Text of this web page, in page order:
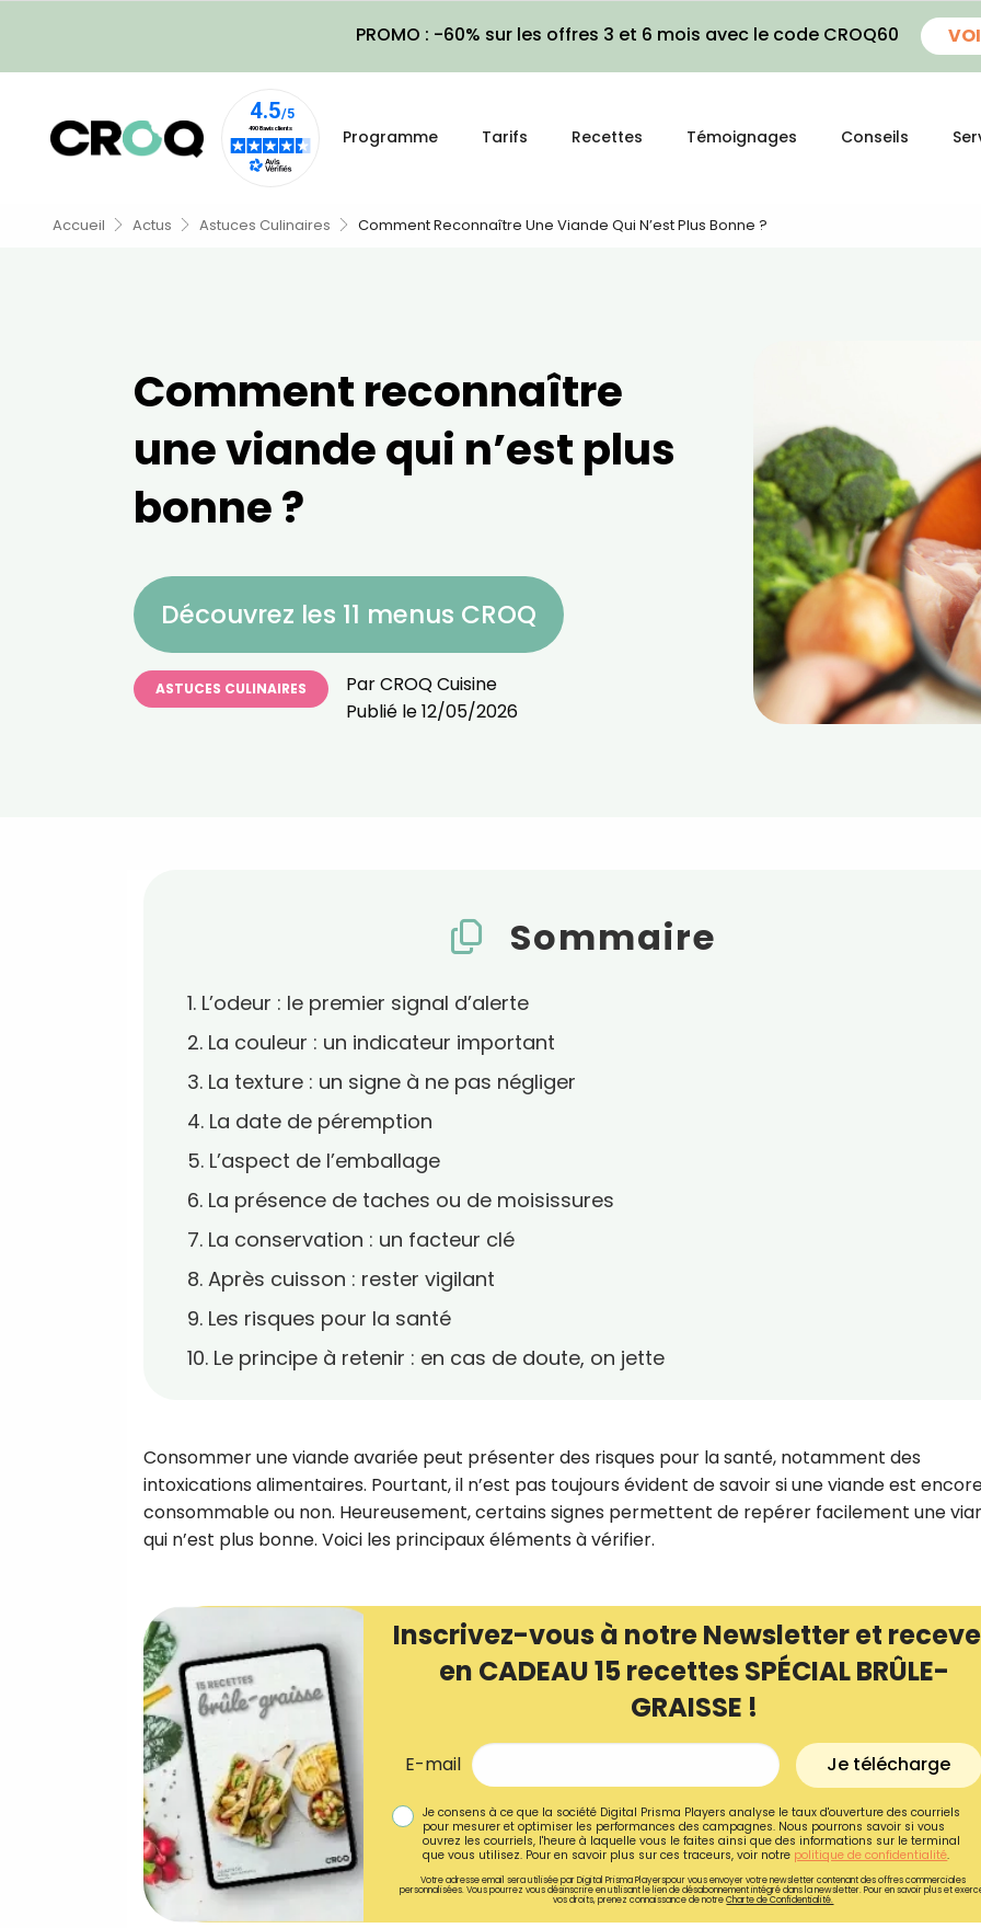
PROMO : -60% sur les offres 3 et 6 mois avec le code CROQ60
Programme Tarifs Recettes Témoignages Conseils
Accueil Actus Astuces Culinaires Comment Reconnaître Une Viande Qui N’est Plus Bonne ?
Comment reconnaître
une viande qui n’est plus
bonne ?
Découvrez les 11 menus CROQ
ASTUCES CULINAIRES ParCROQ Cuisine
Publié le12/05/2026
Sommaire
1. L’odeur : le premier signal d’alerte
2. La couleur : un indicateur important
3. La texture : un signe à ne pas négliger
4. La date de péremption
5. L’aspect de l’emballage
6. La présence de taches ou de moisissures
7. La conservation : un facteur clé
8. Après cuisson : rester vigilant
9. Les risques pour la santé
10. Le principe à retenir : en cas de doute, on jette
Consommer une viande avariée peut présenter des risques pour la santé, notamment des
intoxications alimentaires. Pourtant, il n’est pas toujours évident de savoir si une viande est
consommable ou non. Heureusement, certains signes permettent de repérer facilement une
qui n’est plus bonne. Voici les principaux éléments à vérifier.
Inscrivez-vous à notre Newsletter et
en CADEAU 15 recettes SPÉCIAL BRÛLE-
GRAISSE !
E-mail Je télécharge
Je consens à ce que la société Digital Prisma Players analyse le taux d'ouverture des courriels
pour mesurer et optimiser les performances des campagnes. Nous pourrons savoir si vous
ouvrez les courriels, l'heure à laquelle vous le faites ainsi que des informations sur le terminal
que vous utilisez. Pour en savoir plus sur ces traceurs, voir notre politique de confidentialité.
Votre adresse email sera utilisée par Digital Prisma Playerspour vous envoyer votre newsletter contenant des offres commerciales
personnalisées. Vous pourrez vous désinscrire en utilisant le lien de désabonnement intégré dans la newsletter. Pour en savoir plus et
vos droits, prenez connaissance de notreCharte de Confidentialité.
Recevez gratuitement
recettes inédites de
!